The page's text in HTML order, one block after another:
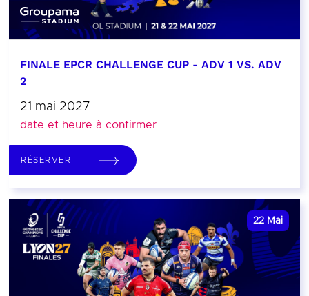
FINALE EPCR CHALLENGE CUP - ADV 1 VS. ADV
2
21 mai 2027
date et heure à confirmer
RÉSERVER
22 Mai